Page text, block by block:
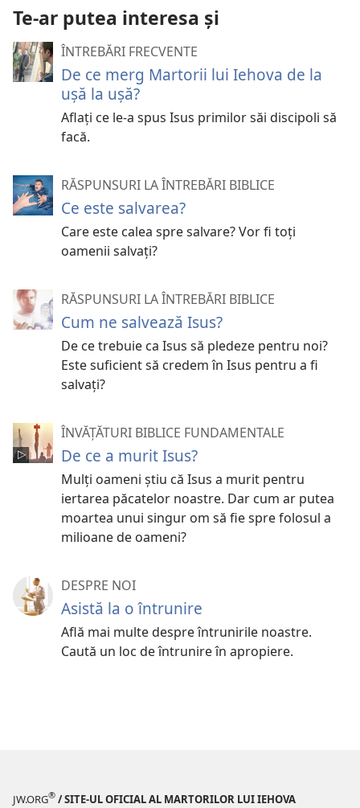
Te-ar putea interesa și
ÎNTREBĂRI FRECVENTE
De ce merg Martorii lui Iehova de la
ușă la ușă?
Aflați ce le-a spus Isus primilor săi discipoli să
facă.
RĂSPUNSURI LA ÎNTREBĂRI BIBLICE
Ce este salvarea?
Care este calea spre salvare? Vor fi toți
oamenii salvați?
RĂSPUNSURI LA ÎNTREBĂRI BIBLICE
Cum ne salvează Isus?
De ce trebuie ca Isus să pledeze pentru noi?
Este suficient să credem în Isus pentru a fi
salvați?
ÎNVĂȚĂTURI BIBLICE FUNDAMENTALE
De ce a murit Isus?
Mulți oameni știu că Isus a murit pentru
iertarea păcatelor noastre. Dar cum ar putea
moartea unui singur om să fie spre folosul a
milioane de oameni?
DESPRE NOI
Asistă la o întrunire
Află mai multe despre întrunirile noastre.
Caută un loc de întrunire în apropiere.
JW.ORG® / SITE-UL OFICIAL AL MARTORILOR LUI IEHOVA